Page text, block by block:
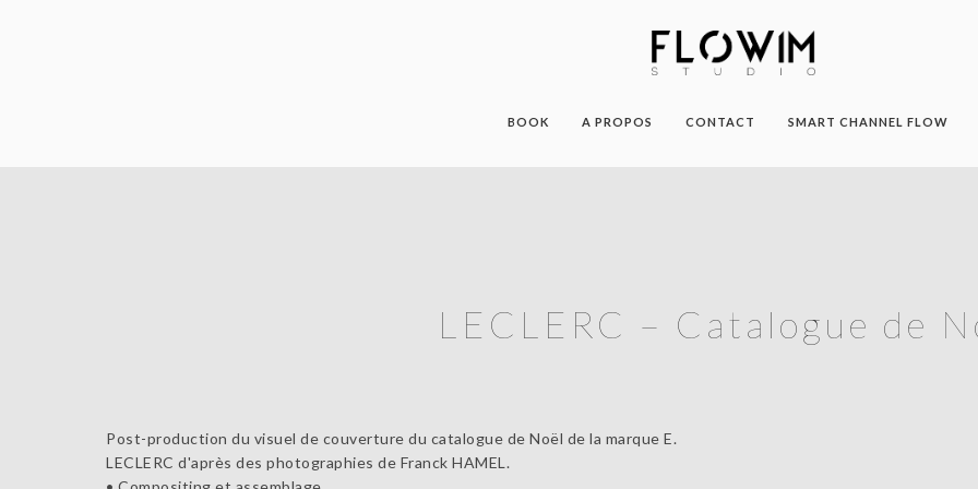
BOOK A PROPOS CONTACT SMART CHANNEL FLOW
LECLERC – Catalogue de
Post-production du visuel de couverture du catalogue de Noël de la marque E.
LECLERC d'après des photographies de Franck HAMEL.